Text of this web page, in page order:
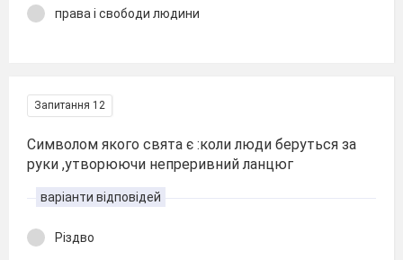
права і свободи людини
Запитання 12
Символом якого свята є :коли люди беруться за
руки ,утворюючи непреривний ланцюг
варіанти відповідей
Різдво